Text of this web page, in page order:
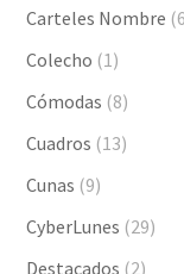
Carteles Nombre
Colecho (1)
Cómodas (8)
Cuadros (13)
Cunas (9)
CyberLunes (29)
Destacados (2)